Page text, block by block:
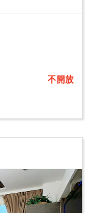
不開放